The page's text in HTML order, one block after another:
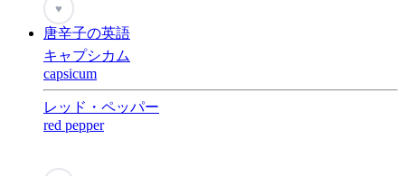
♥
唐辛子の英語
キャプシカム
capsicum
レッド・ペッパー
red pepper